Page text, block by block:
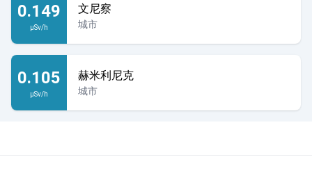
0.149
µSv/h
文尼察
城市
0.105
µSv/h
赫米利尼克
城市